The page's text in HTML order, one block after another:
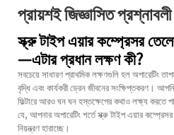
প্রায়শই জিজ্ঞাসিত প্রশ্নাবলী
স্ক্রু টাইপ এয়ার কম্প্রেসর
—এটার প্রধান লক্ষণ কী?
সবচেয়ে সাধারণ প্রাথমিক লক্ষণগুলি হল অপারেটিং
বৃদ্ধি এবং কার্যকরী ড্রেন জীবনের সংক্ষিপ্তকরণ।
ফিল্টারে আরও ঘন ঘন হস্তক্ষেপের কথাও লক্ষ্য করতে
যে, আপনার অপারেটিং শর্তে স্ক্রু টাইপ এয়ার কম্প্রেসর
নিয়ন্ত্রণ হারাচ্ছে।